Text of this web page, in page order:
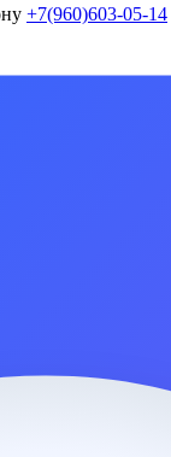
+7(960)603-05-14